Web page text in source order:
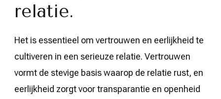
relatie.
Het is essentieel om vertrouwen en eerlijkheid te
cultiveren in een serieuze relatie. Vertrouwen
vormt de stevige basis waarop de relatie rust, en
eerlijkheid zorgt voor transparantie en openheid